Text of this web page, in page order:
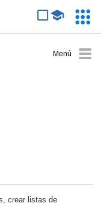
crear listas de